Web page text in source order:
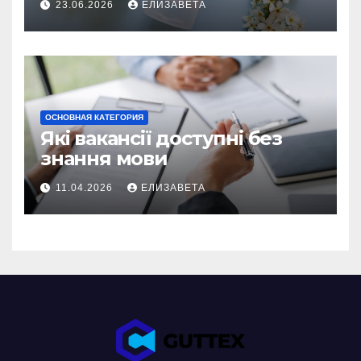
23.06.2026 ЕЛИЗАВЕТА
ОСНОВНАЯ КАТЕГОРИЯ
Які вакансії доступні без
знання мови
11.04.2026 ЕЛИЗАВЕТА